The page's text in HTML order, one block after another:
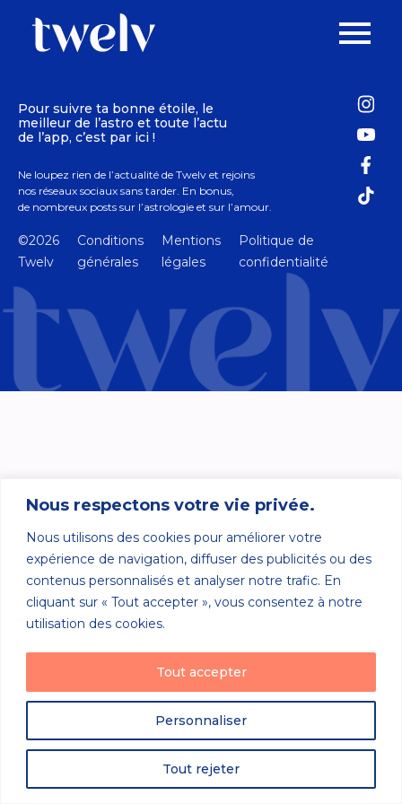
Nous respectons votre vie privée.
Nous utilisons des cookies pour améliorer votre
expérience de navigation, diffuser des publicités ou des
contenus personnalisés et analyser notre trafic. En
cliquant sur « Tout accepter », vous consentez à notre
utilisation des cookies.
Personnaliser
Tout rejeter
Tout accepter
Pour suivre ta bonne étoile, le
meilleur de l’astro et toute l’actu
de l’app, c’est par ici !
Ne loupez rien de l’actualité de Twelv et rejoins
nos réseaux sociaux sans tarder. En bonus,
de nombreux posts sur l’astrologie et sur l’amour.
©2026
Twelv
Conditions
générales
Mentions
légales
Politique de
confidentialité